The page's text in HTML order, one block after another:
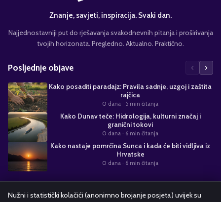
Znanje, savjeti, inspiracija. Svaki dan.
Najjednostavniji put do rješavanja svakodnevnih pitanja i proširivanja
tvojih horizonata. Pregledno. Aktualno. Praktično.
Posljednje objave ‹ ›
Kako posaditi paradajz: Pravila sadnje, uzgoj i zaštita
rajčica
0 dana · 5 min čitanja
Kako Dunav teče: Hidrologija, kulturni značaj i
granični tokovi
0 dana · 6 min čitanja
Kako nastaje pomrčina Sunca i kada će biti vidljiva iz
Hrvatske
0 dana · 6 min čitanja
Nužni i statistički kolačići (anonimno brojanje posjeta) uvijek su